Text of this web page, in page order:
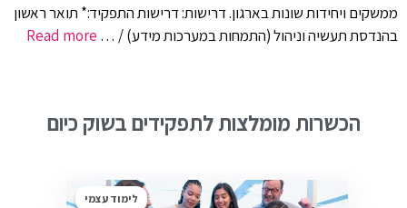
ממשקים ויחידות שונות בארגון. דרישות: דרישות התפקיד:* תואר ראשון
בהנדסת תעשיה וניהול (התמחות במערכות מידע) / … Read more
הכשרות מומלצות לתפקידים בשוק כיום
לימוד עצמי